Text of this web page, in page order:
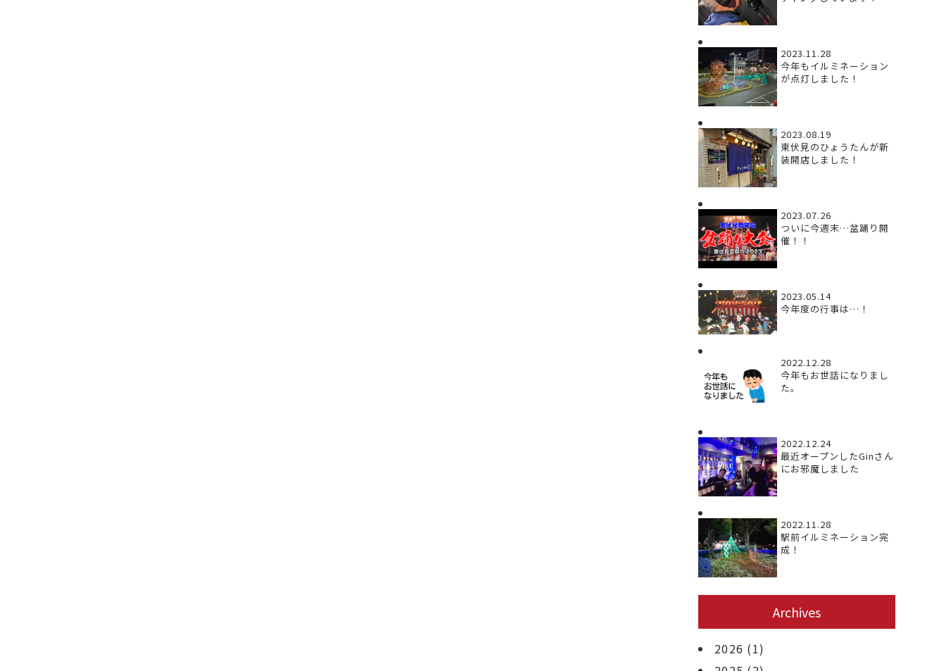
2023.11.28
今年もイルミネーション
が点灯しました！
2023.08.19
東伏見のひょうたんが新
装開店しました！
2023.07.26
ついに今週末…盆踊り開
催！！
2023.05.14
今年度の行事は…！
2022.12.28
今年もお世話になりまし
た。
2022.12.24
最近オープンしたGinさん
にお邪魔しました
2022.11.28
駅前イルミネーション完
成！
Archives
2026 (1)